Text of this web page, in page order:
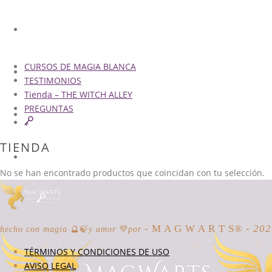
TESTIMONIOS
TIENDA – THE WITCH ALLEY
CURSOS DE MAGIA BLANCA
TESTIMONIOS
Tienda – THE WITCH ALLEY
PREGUNTAS
TIENDA
No se han encontrado productos que coincidan con tu selección.
hecho con magia 🔮🍃y amor 💜por - M A G W A R T S® -
TÉRMINOS Y CONDICIONES DE USO
AVISO LEGAL